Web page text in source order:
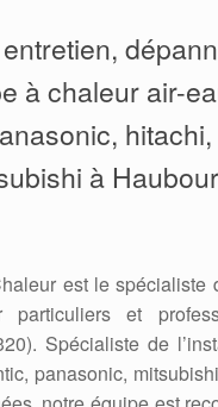
à chaleur air-
hitachi,
à
est le spécialiste
et
Spécialiste de
panasonic,